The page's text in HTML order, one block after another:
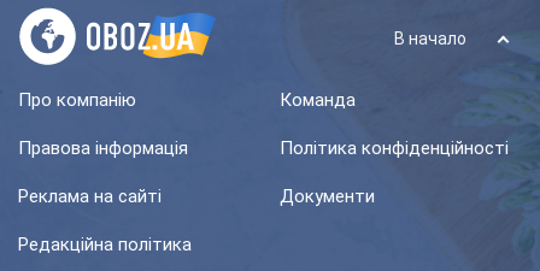
В начало
Про компанію Команда
Правова інформація Політика конфіденційності
Реклама на сайті Документи
Редакційна політика